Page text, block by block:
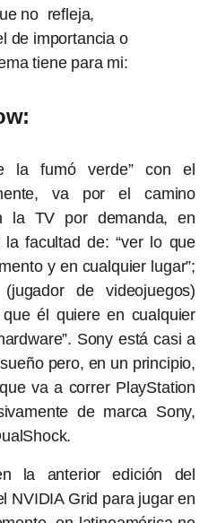
no refleja,
de importancia o
tiene para mi:
la fumó verde” con el
va por el camino
la TV por demanda, en
facultad de: “ver lo que
y en cualquier lugar”;
de videojuegos)
él quiere en cualquier
Sony está casi a
pero, en un principio,
va a correr PlayStation
de marca Sony,
la anterior edición del
NVIDIA Grid para jugar en